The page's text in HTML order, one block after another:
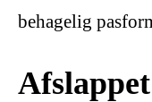
behagelig